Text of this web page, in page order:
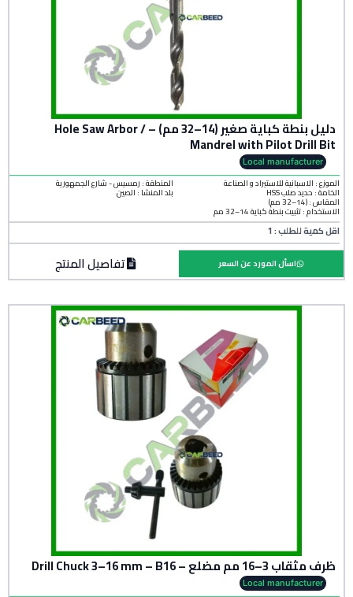
دليل بنطة كباية صغير (14–32 مم) – Hole Saw Arbor /
Mandrel with Pilot Drill Bit
Local manufacturer
الموزع : الاسبانية للاستيراد و الصناعة
الخامة : حديد صلب HSS
المنطقة : رمسيس - شارع الجمهورية
بلد المنشأ : الصين
المقاس : (14–32 مم)
الاستخدام : تثبيت بنطة كباية 14–32 مم
اقل كمية للطلب : 1
تفاصيل المنتج اسأل المورد عن السعر
ظرف مثقاب 3–16 مم مضلع – Drill Chuck 3–16 mm – B16
Local manufacturer